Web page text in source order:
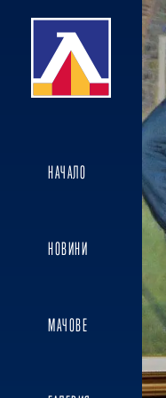
НАЧАЛО
НОВИНИ
МАЧОВЕ